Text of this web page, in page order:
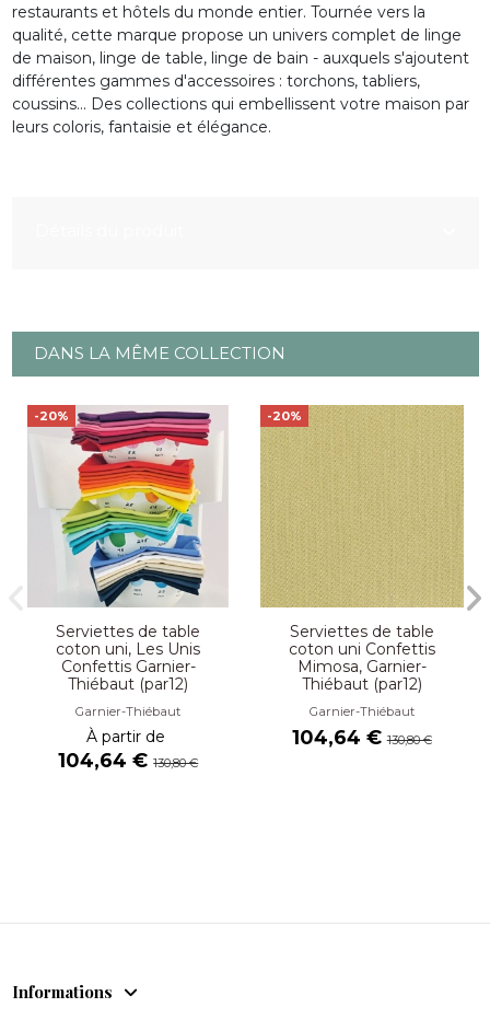
restaurants et hôtels du monde entier. Tournée vers la
qualité, cette marque propose un univers complet de linge
de maison, linge de table, linge de bain - auxquels s'ajoutent
différentes gammes d'accessoires : torchons, tabliers,
coussins... Des collections qui embellissent votre maison par
leurs coloris, fantaisie et élégance.
DANS LA MÊME COLLECTION
-20%
Serviettes de table
coton uni, Les Unis
Confettis Garnier-
Thiébaut (par12)
Garnier-Thiébaut
À partir de
104,64 €130,80 €
-20%
Serviettes de table
coton uni Confettis
Mimosa, Garnier-
Thiébaut (par12)
Garnier-Thiébaut
104,64 €130,80 €
Informations